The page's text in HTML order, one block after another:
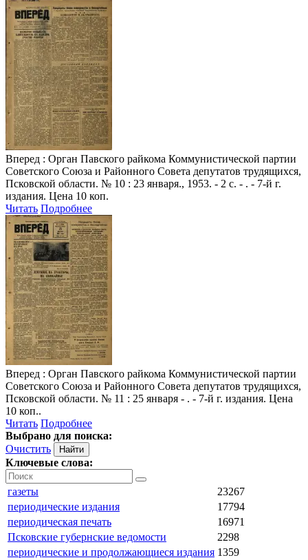
Вперед : Орган Павского райкома Коммунистической партии
Советского Союза и Районного Совета депутатов трудящихся,
Псковской области. № 10 : 23 января., 1953. - 2 с. - . - 7-й г.
издания. Цена 10 коп.
Читать Подробнее
Вперед : Орган Павского райкома Коммунистической партии
Советского Союза и Районного Совета депутатов трудящихся,
Псковской области. № 11 : 25 января - . - 7-й г. издания. Цена
10 коп..
Читать Подробнее
Выбрано для поиска:
Очистить
Ключевые слова:
газеты
23267
периодические издания
17794
периодическая печать
16971
Псковские губернские ведомости
2298
периодические и продолжающиеся издания 1359